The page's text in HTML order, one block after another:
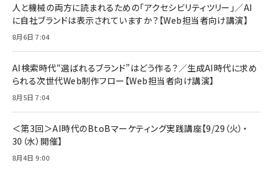
組織の成果を最大化する ルールのデザイン
￥1,980
Amazonランキングをもっと見る
技術基準適合】ブラック
￥5,990
ケーブル Anker絡まないケーブル 240W 結束バン
ド付き USB PD対応 シリコン素材採用 iPhone
17 / 16 / 15 / Galaxy iPad Pro MacBook
Pro/Air 各種対応 (1.8m ミッドナイトブラック)
￥1,890
サッポロ 生ビール 黒ラベル 350ml 缶 24本 ビー
ル ケース買い【6/30応募〆切! 黒ラベルビヤセラー
￥4,857
人と機械の両方に読まれるための「アクセシビリティツリー」／AI
に自社ブランドは表示されていますか？【Web担当者向け講演】
8月6日 7:04
AI検索時代“選ばれるブランド”はどう作る？／生成AI時代に求め
られる次世代Web制作フロー【Web担当者向け講演】
8月5日 7:04
＜第3回＞AI時代のBtoBマーケティング実践講座【9/29（火）・
30（水）開催】
8月4日 9:00